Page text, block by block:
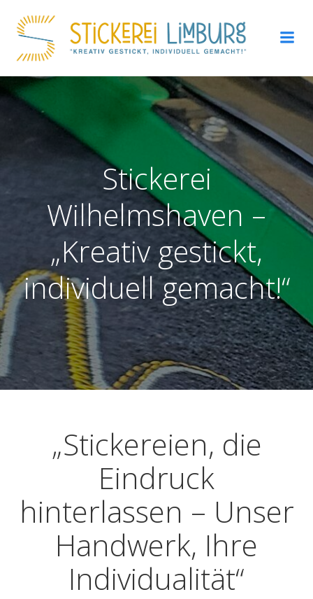
Inhalt
springen
Stickerei
Wilhelmshaven –
„Kreativ gestickt,
individuell gemacht!“
„Stickereien, die
Eindruck
hinterlassen – Unser
Handwerk, Ihre
Individualität“